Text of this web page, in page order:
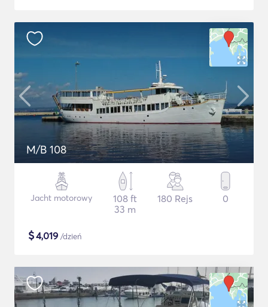
M/B 108
Jacht motorowy
108 ft
33 m
180 Rejs 0
$4,019 /dzień